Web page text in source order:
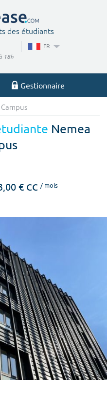
des étudiants
18h
FR
Gestionnaire
Budget max
Colocation
Nemea
€ cc / mois